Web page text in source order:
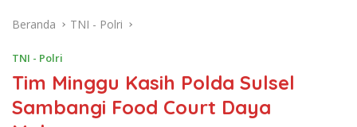
Beranda TNI - Polri
TNI - Polri
Tim Minggu Kasih Polda Sulsel
Sambangi Food Court Daya